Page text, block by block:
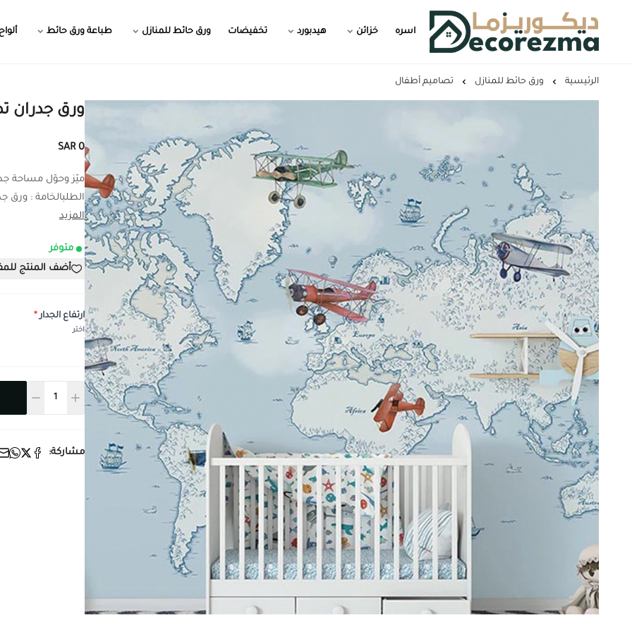
Decorezma
اسره خزائن هيدبورد تخفيضات ورق حائط للمنازل طباعة ورق حائط
الرئيسية ورق حائط للمنازل تصاميم أطفال
ورق جدران
0 SAR
ميّز وحوّل مساحة
الطلبالخامة : ورق
المزيد
متوفر
أضف المنتج
ارتفاع الجدار*
اختر
مشاركة: